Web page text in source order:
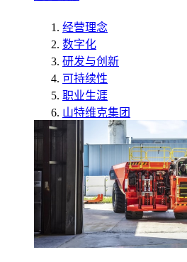
经营理念
数字化
研发与创新
可持续性
职业生涯
山特维克集团